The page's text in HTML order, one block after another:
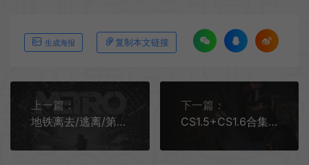
生成海报 复制本文链接
上一篇：
地铁离去/逃离/第一人称射击游戏 Metro Exodus 下载
下一篇：
CS1.5+CS1.6合集 (Counter - Strike) 简中|PC|BOT|第一人称射击游戏